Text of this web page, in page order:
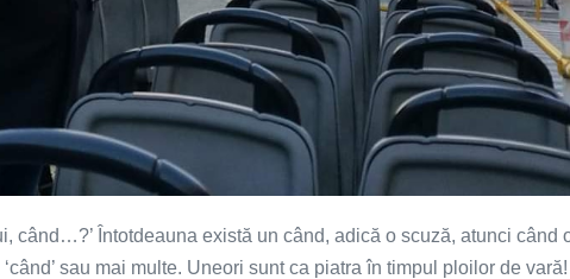
când…?’ Întotdeauna există un când, adică o scuză, atunci când
sau mai multe. Uneori sunt ca piatra în timpul ploilor de vară!